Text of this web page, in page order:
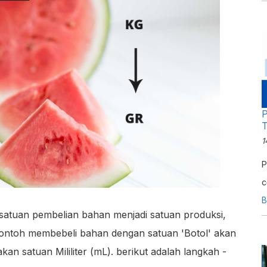
pembelian bahan menjadi satuan produksi,
membebeli bahan dengan satuan 'Botol' akan
satuan Mililiter (mL). berikut adalah langkah -